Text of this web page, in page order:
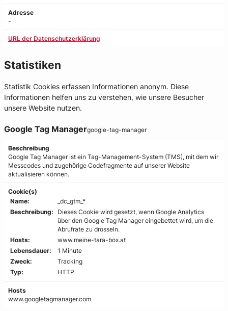
Adresse
-
URL der Datenschutzerklärung
Statistiken
Statistik Cookies erfassen Informationen anonym. Diese
Informationen helfen uns zu verstehen, wie unsere Besucher
unsere Website nutzen.
Google Tag Managergoogle-tag-manager
Beschreibung
Google Tag Manager ist ein Tag-Management-System (TMS), mit dem wir
Messcodes und zugehörige Codefragmente auf unserer Website
aktualisieren können.
Cookie(s)
Name:
_dc_gtm_*
Beschreibung:
Dieses Cookie wird gesetzt, wenn Google Analytics
über den Google Tag Manager eingebettet wird, um die
Abrufrate zu drosseln.
Hosts:
www.meine-tara-box.at
Lebensdauer:
1 Minute
Zweck:
Tracking
Typ:
HTTP
Hosts
www.googletagmanager.com